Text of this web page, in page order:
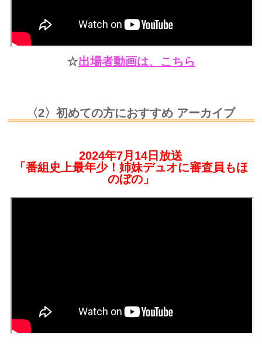
☆出場者動画は、こちら
〈2〉初めての方におすすめ アーカイブ
2024年7月14日放送
「番組史上最年少！姉妹デュオに審査員もほ
のぼの」